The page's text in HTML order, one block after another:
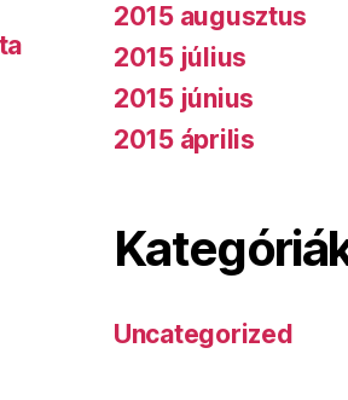
2015 augusztus
2015 július
2015 június
2015 április
Uncategorized